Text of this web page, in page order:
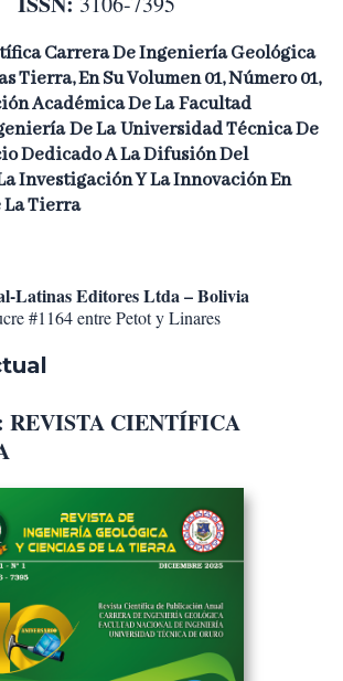
Carrera De Ingeniería Geológica
Tierra, En Su Volumen 01, Número 01,
Académica De LaFacultad
De LaUniversidad Técnica De
Dedicado A La Difusión Del
Investigación Y La Innovación En
La Tierra
Latinas Editores Ltda – Bolivia
#1164 entre Petot y Linares
REVISTA CIENTÍFICA